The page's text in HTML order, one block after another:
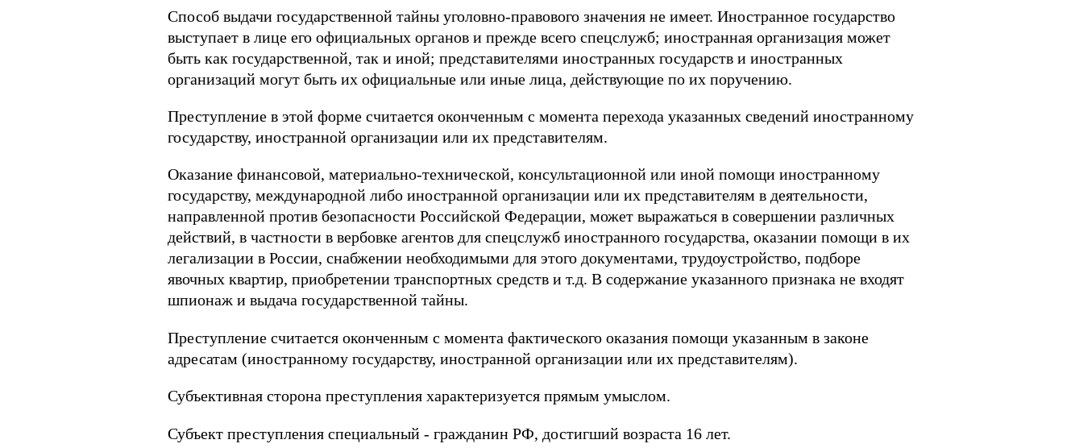
Способ выдачи государственной тайны уголовно-правового значения не имеет. Иностранное государство
выступает в лице его официальных органов и прежде всего спецслужб; иностранная организация может
быть как государственной, так и иной; представителями иностранных государств и иностранных
организаций могут быть их официальные или иные лица, действующие по их поручению.
Преступление в этой форме считается оконченным с момента перехода указанных сведений иностранному
государству, иностранной организации или их представителям.
Оказание финансовой, материально-технической, консультационной или иной помощи иностранному
государству, международной либо иностранной организации или их представителям в деятельности,
направленной против безопасности Российской Федерации, может выражаться в совершении различных
действий, в частности в вербовке агентов для спецслужб иностранного государства, оказании помощи в их
легализации в России, снабжении необходимыми для этого документами, трудоустройство, подборе
явочных квартир, приобретении транспортных средств и т.д. В содержание указанного признака не входят
шпионаж и выдача государственной тайны.
Преступление считается оконченным с момента фактического оказания помощи указанным в законе
адресатам (иностранному государству, иностранной организации или их представителям).
Субъективная сторона преступления характеризуется прямым умыслом.
Субъект преступления специальный - гражданин РФ, достигший возраста 16 лет.